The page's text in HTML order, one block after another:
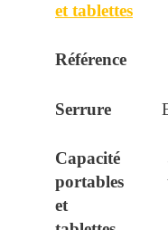
et tablettes